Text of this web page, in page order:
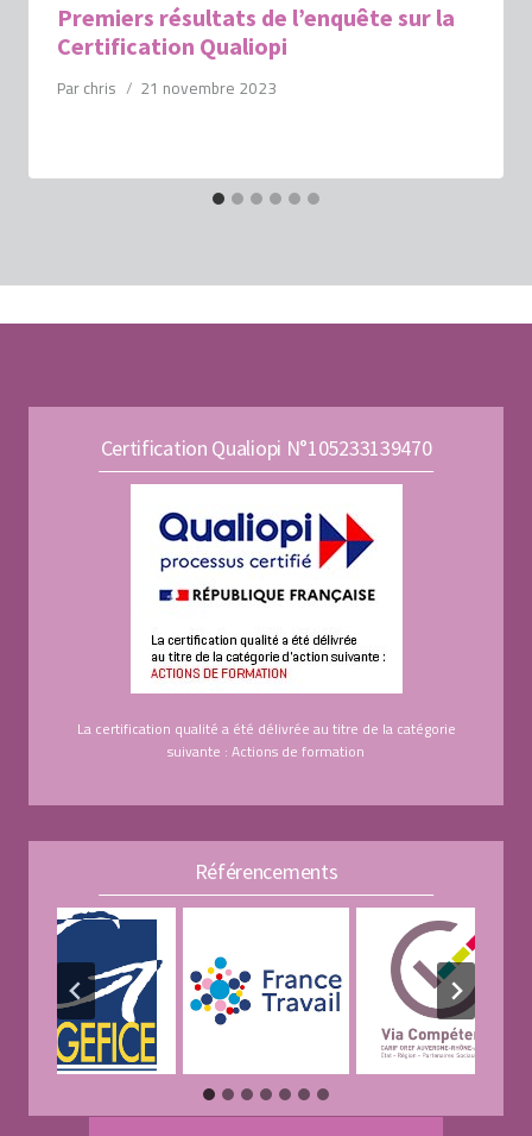
Premiers résultats de l’enquête sur la
Certification Qualiopi
Par chris 21 novembre 2023
Certification Qualiopi N°105233139470
La certification qualité a été délivrée au titre de la catégorie
suivante : Actions de formation
Référencements